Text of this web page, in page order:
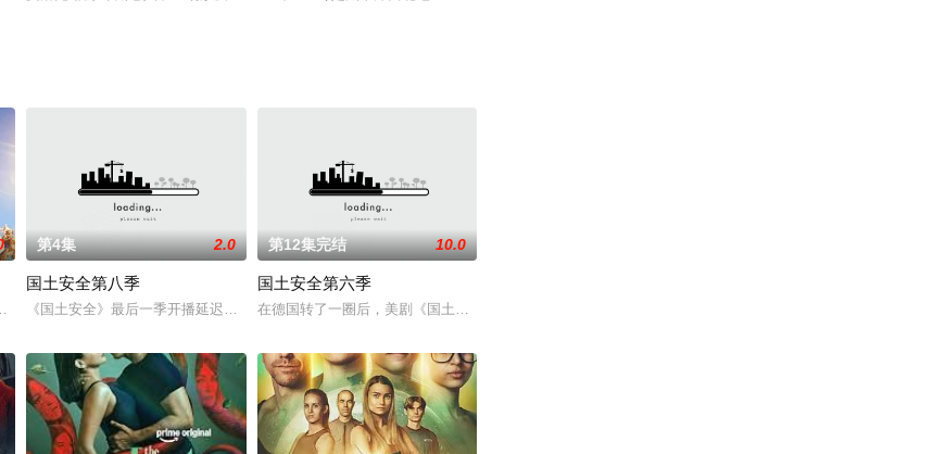
顿和莱纳德制造的设备，意外导致
的英国前刑警，原以为能过上平静生活。然而，当地接连发生游客离奇
第4集 2.0
国土安全第八季
《国土安全》最后一季开播延迟。第8季本来已宣布今年6月开播，因需要出美国去拍摄，现改为今年底、
第12集完结 10.0
国土安全第六季
在德国转了一圈后，美剧《国土安全》第六季的故事将回到美国纽约，在近日举行的TCA冬季会议上，播